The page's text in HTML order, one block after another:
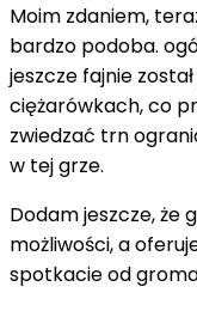
Moim zdaniem,
bardzo podoba.
jeszcze fajnie
ciężarówkach, co
zwiedzać trn
w tej grze.
Dodam jeszcze, że
możliwości, a
spotkacie od